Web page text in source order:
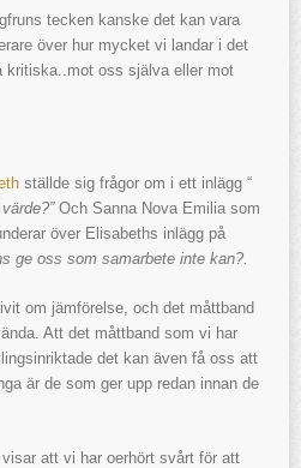
tecken kanske det kan vara
över hur mycket vi landar i det
kritiska..mot oss själva eller mot
ställde sig frågor om i ett inlägg “
Och Sanna Nova Emilia som
över Elisabeths inlägg på
ge oss som samarbete inte kan?.
om jämförelse, och det måttband
Att det måttband som vi har
det kan även få oss att
är de som ger upp redan innan de
att vi har oerhört svårt för att